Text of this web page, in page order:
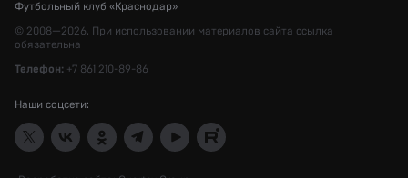
Футбольный клуб «Краснодар»
© 2008—2026. При использовании материалов сайта ссылка
обязательна
Телефон: +7 861 210-89-86
Наши соцсети: